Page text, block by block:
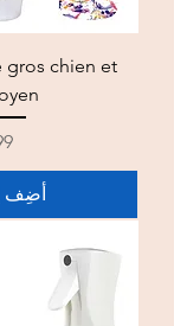
gros chien et
أضِف